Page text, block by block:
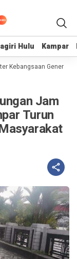
Hulu Kampar
Hulu Kampar
Kebangsaan Generasi
Jam
Turun